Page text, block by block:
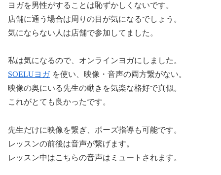
ヨガを男性がすることは恥ずかしくないです。
店舗に通う場合は周りの目が気になるでしょう。
気にならない人は店舗で参加してました。
私は気になるので、オンラインヨガにしました。
SOELUヨガ を使い、映像・音声の両方繋がない。
映像の奥にいる先生の動きを気楽な格好で真似。
これがとても良かったです。
先生だけに映像を繋ぎ、ポーズ指導も可能です。
レッスンの前後は音声が繋げます。
レッスン中はこちらの音声はミュートされます。